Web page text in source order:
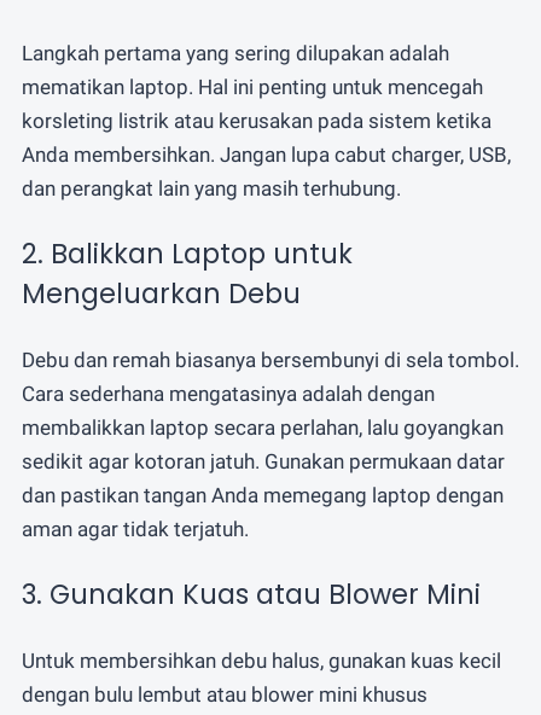
Langkah pertama yang sering dilupakan adalah
mematikan laptop. Hal ini penting untuk mencegah
korsleting listrik atau kerusakan pada sistem ketika
Anda membersihkan. Jangan lupa cabut charger, USB,
dan perangkat lain yang masih terhubung.
2. Balikkan Laptop untuk
Mengeluarkan Debu
Debu dan remah biasanya bersembunyi di sela tombol.
Cara sederhana mengatasinya adalah dengan
membalikkan laptop secara perlahan, lalu goyangkan
sedikit agar kotoran jatuh. Gunakan permukaan datar
dan pastikan tangan Anda memegang laptop dengan
aman agar tidak terjatuh.
3. Gunakan Kuas atau Blower Mini
Untuk membersihkan debu halus, gunakan kuas kecil
dengan bulu lembut atau blower mini khusus